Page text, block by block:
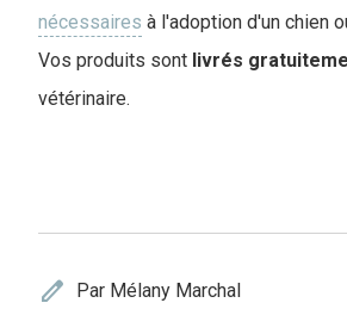
nécessaires à l'adoption d'un chien
Vos produits sont livrés
vétérinaire.
edit Par Mélany Marchal